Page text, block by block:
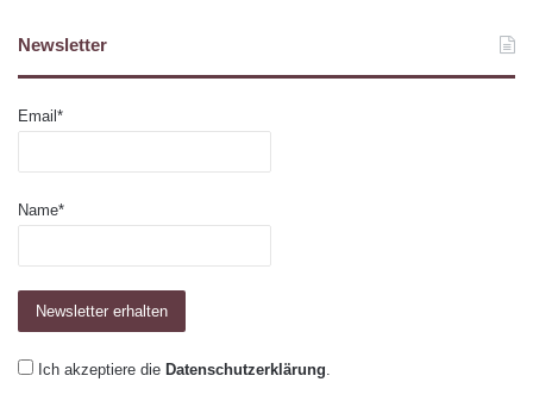
Newsletter
Email*
Name*
Ich akzeptiere die Datenschutzerklärung.